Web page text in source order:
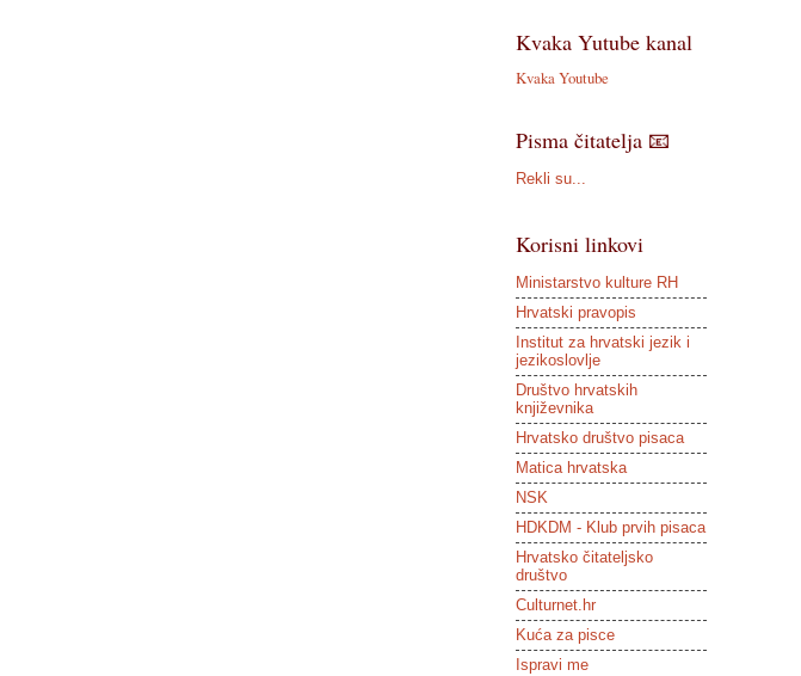
Kvaka Yutube kanal
Kvaka Youtube
Pisma čitatelja 📧
Rekli su...
Korisni linkovi
Ministarstvo kulture RH
Hrvatski pravopis
Institut za hrvatski jezik i
jezikoslovlje
Društvo hrvatskih
književnika
Hrvatsko društvo pisaca
Matica hrvatska
NSK
HDKDM - Klub prvih pisaca
Hrvatsko čitateljsko
društvo
Culturnet.hr
Kuća za pisce
Ispravi me